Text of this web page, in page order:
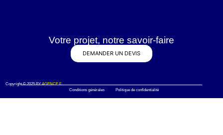
Votre projet, notre savoir-faire
DEMANDER UN DEVIS
Copyright © 2025 BYAGENCE F
Conditions générales Politique de confidentialité